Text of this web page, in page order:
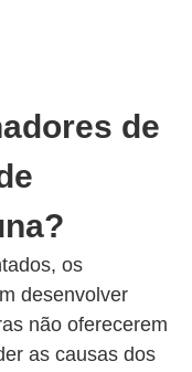
de
os
desenvolver
não oferecerem
as causas dos